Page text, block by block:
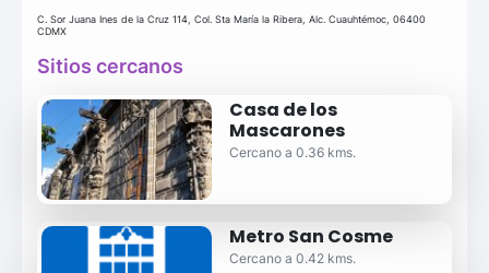
C. Sor Juana Ines de la Cruz 114, Col. Sta María la Ribera, Alc. Cuauhtémoc, 06400
CDMX
Sitios cercanos
Casa de los
Mascarones
Cercano a 0.36 kms.
Metro San Cosme
Cercano a 0.42 kms.